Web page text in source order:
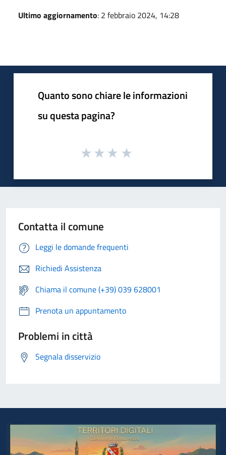
Ultimo aggiornamento: 2 febbraio 2024, 14:28
Quanto sono chiare le informazioni
su questa pagina?
Contatta il comune
Leggi le domande frequenti
Richiedi Assistenza
Chiama il comune (+39) 039 628001
Prenota un appuntamento
Problemi in città
Segnala disservizio